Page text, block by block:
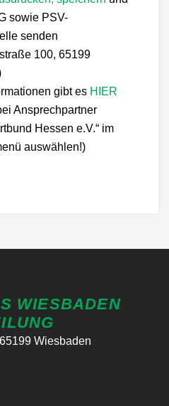
sowie PSV-
senden
100, 65199
gibt es HIER
Ansprechpartner
Hessen e.V.“ im
auswählen!)
WIESBADEN H
Wiesbaden